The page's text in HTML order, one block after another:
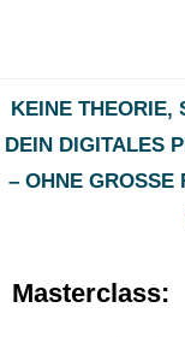
KEINE THEORIE,
DEIN DIGITALES
– OHNE GROSSE
Masterclass: